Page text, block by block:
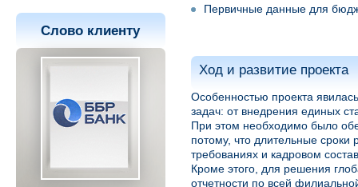
Слово клиенту
Первичные данные для
Ход и развитие проекта
Особенностью проекта
задач: от внедрения единых
При этом необходимо было
потому, что длительные
требованиях и кадровом
Кроме этого, для решения
отчетности по всей